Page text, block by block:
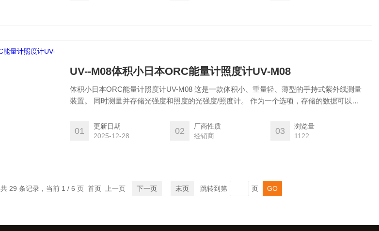
UV--M08体积小日本ORC能量计照度计UV-M08
体积小日本ORC能量计照度计UV-M08 这是一款体积小、重量轻、薄型的手持式紫外线测量
装置。 同时测量并存储光强度和照度的光强度/照度计。 作为一个选项，存储的数据可以传
01
更新日期
2025-12-28
02
厂商性质
经销商
03
浏览量
1122
共 29 条记录，当前 1 / 6 页 首页 上一页 下一页 末页 跳转到第 页